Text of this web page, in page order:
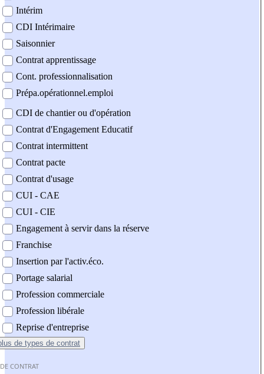
Intérim
CDI Intérimaire
Saisonnier
Contrat apprentissage
Cont. professionnalisation
Prépa.opérationnel.emploi
CDI de chantier ou d'opération
Contrat d'Engagement Educatif
Contrat intermittent
Contrat pacte
Contrat d'usage
CUI - CAE
CUI - CIE
Engagement à servir dans la réserve
Franchise
Insertion par l'activ.éco.
Portage salarial
Profession commerciale
Profession libérale
Reprise d'entreprise
de types de contrat
CONTRAT